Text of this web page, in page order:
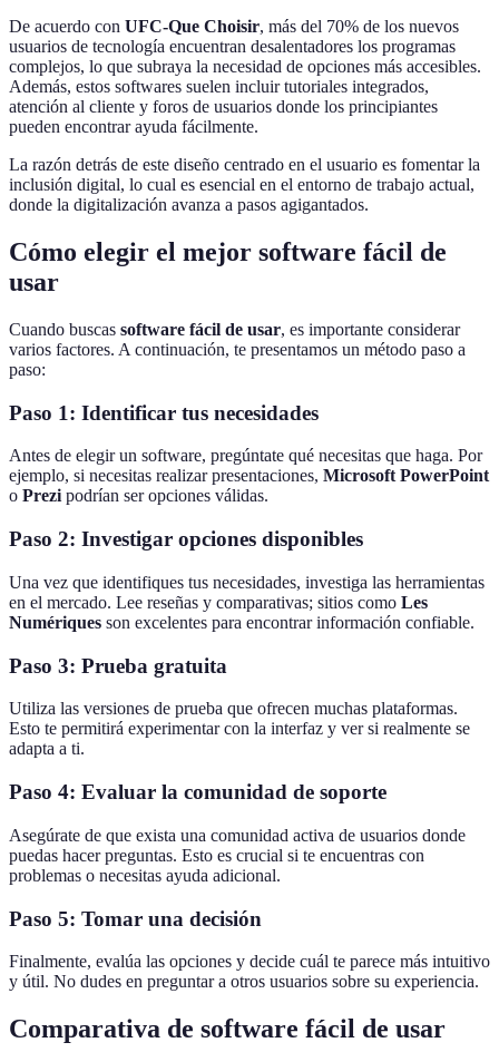
De acuerdo con UFC-Que Choisir, más del 70% de los nuevos
usuarios de tecnología encuentran desalentadores los programas
complejos, lo que subraya la necesidad de opciones más accesibles.
Además, estos softwares suelen incluir tutoriales integrados,
atención al cliente y foros de usuarios donde los principiantes
pueden encontrar ayuda fácilmente.
La razón detrás de este diseño centrado en el usuario es fomentar la
inclusión digital, lo cual es esencial en el entorno de trabajo actual,
donde la digitalización avanza a pasos agigantados.
Cómo elegir el mejor software fácil de
usar
Cuando buscas software fácil de usar, es importante considerar
varios factores. A continuación, te presentamos un método paso a
paso:
Paso 1: Identificar tus necesidades
Antes de elegir un software, pregúntate qué necesitas que haga. Por
ejemplo, si necesitas realizar presentaciones, Microsoft PowerPoint
o Prezipodrían ser opciones válidas.
Paso 2: Investigar opciones disponibles
Una vez que identifiques tus necesidades, investiga las herramientas
en el mercado. Lee reseñas y comparativas; sitios como Les
Numériques son excelentes para encontrar información confiable.
Paso 3: Prueba gratuita
Utiliza las versiones de prueba que ofrecen muchas plataformas.
Esto te permitirá experimentar con la interfaz y ver si realmente se
adapta a ti.
Paso 4: Evaluar la comunidad de soporte
Asegúrate de que exista una comunidad activa de usuarios donde
puedas hacer preguntas. Esto es crucial si te encuentras con
problemas o necesitas ayuda adicional.
Paso 5: Tomar una decisión
Finalmente, evalúa las opciones y decide cuál te parece más intuitivo
y útil. No dudes en preguntar a otros usuarios sobre su experiencia.
Comparativa de software fácil de usar